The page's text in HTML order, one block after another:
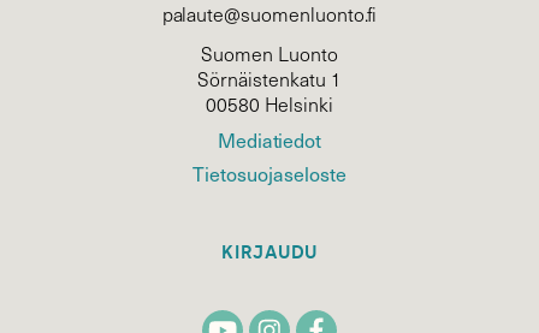
palaute@suomenluonto.fi
Suomen Luonto
Sörnäistenkatu 1
00580 Helsinki
Mediatiedot
Tietosuojaseloste
KIRJAUDU